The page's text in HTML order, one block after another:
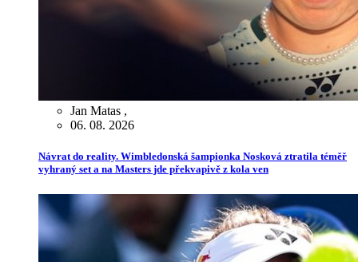
Jan Matas ,
06. 08. 2026
Návrat do reality. Wimbledonská šampionka Nosková ztratila téměř
vyhraný set a na Masters jde překvapivě z kola ven